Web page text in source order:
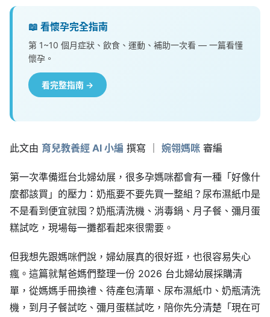
📖 看懷孕完全指南
第 1~10 個月症狀、飲食、運動、補助一次看 — 一篇看懂
懷孕。
看完整指南 →
此文由 育兒教養經 AI 小編 撰寫 ｜ 婉翎媽咪 審編
第一次準備逛台北婦幼展，很多孕媽咪都會有一種「好像什
麼都該買」的壓力：奶瓶要不要先買一整組？尿布濕紙巾是
不是看到便宜就囤？奶瓶清洗機、消毒鍋、月子餐、彌月蛋
糕試吃，現場每一攤都看起來很需要。
但我想先跟媽咪們說，婦幼展真的很好逛，也很容易失心
瘋。這篇就幫爸媽們整理一份 2026 台北婦幼展採購清
單，從媽媽手冊換禮、待產包清單、尿布濕紙巾、奶瓶清洗
機，到月子餐試吃、彌月蛋糕試吃，陪你先分清楚「現在可